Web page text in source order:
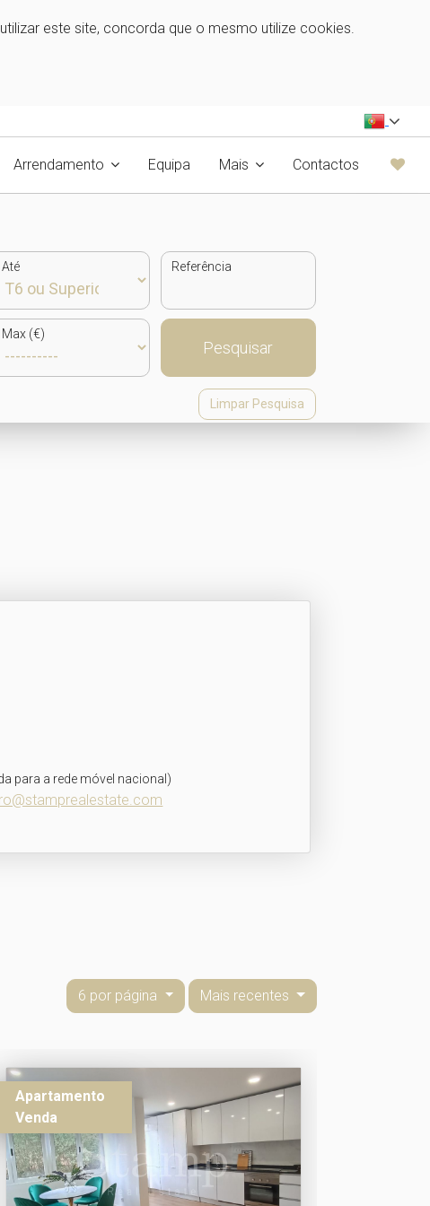
este site, concorda que o mesmo utilize cookies.
Arrendamento Equipa Mais Contactos
Até Referência
Max (€)
Pesquisar
Limpar Pesquisa
para a rede móvel nacional)
6 por página Mais recentes
Apartamento
Venda